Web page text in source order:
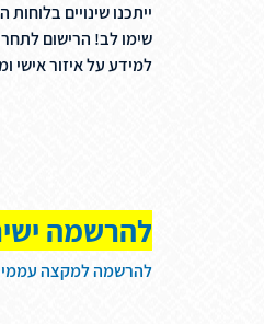
ייתכנו שינויים
שימו לב! הרישום
למידע על איזור אישי
להרשמה
להרשמה למקצה עממי